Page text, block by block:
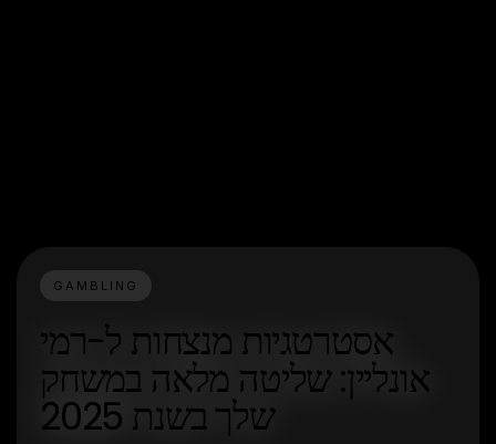
GAMBLING
אסטרטגיות מנצחות ל-רמי
אונליין: שליטה מלאה במשחק
שלך בשנת 2025